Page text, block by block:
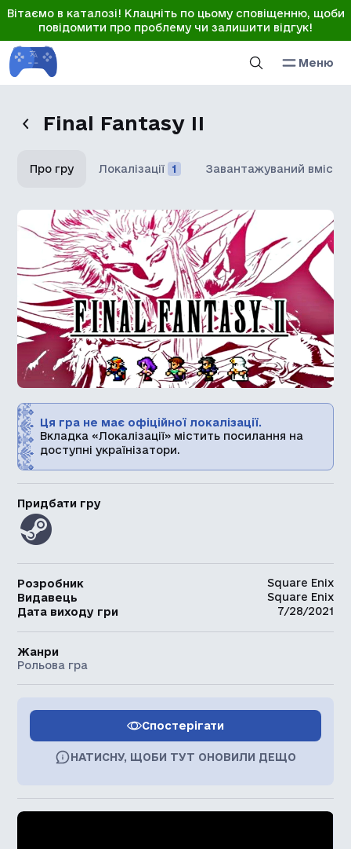
Вітаємо в каталозі! Клацніть по цьому сповіщенню, щоби
повідомити про проблему чи залишити відгук!
Меню
Final Fantasy II
Про гру Локалізації 1 Завантажуваний вміст
Ця гра не має офіційної локалізації.
Вкладка «Локалізації» містить посилання на
доступні українізатори.
Придбати гру
Розробник
Square Enix
Видавець
Square Enix
Дата виходу гри
7/28/2021
Жанри
Рольова гра
Спостерігати
НАТИСНУ, ЩОБИ ТУТ ОНОВИЛИ ДЕЩО